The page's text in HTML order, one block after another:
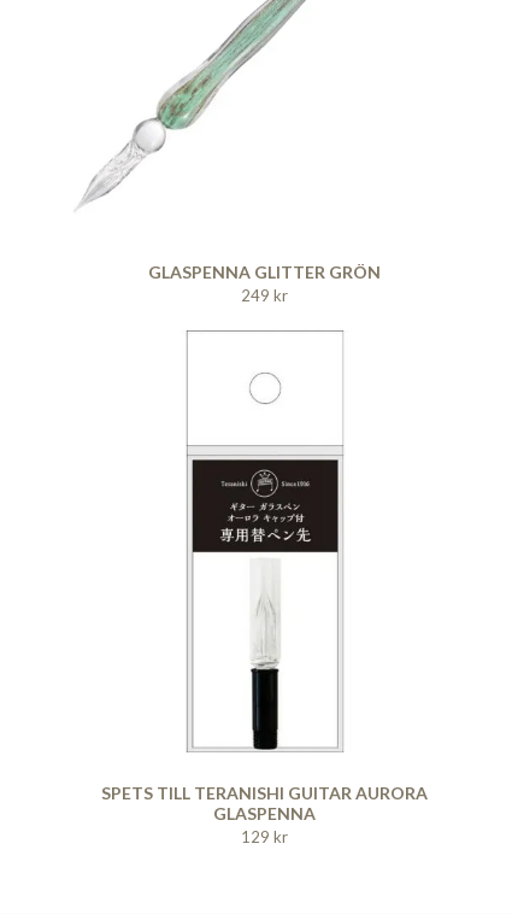
GLASPENNA GLITTER GRÖN
249 kr
SPETS TILL TERANISHI GUITAR AURORA
GLASPENNA
129 kr